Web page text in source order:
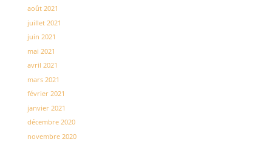
août 2021
juillet 2021
juin 2021
mai 2021
avril 2021
mars 2021
février 2021
janvier 2021
décembre 2020
novembre 2020